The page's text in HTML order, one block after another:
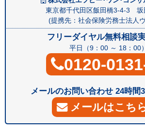
東京都千代田区飯田橋3-4-3 坂
(提携先：社会保険労務士法人
フリーダイヤル無料相談
平日（9：00 ～ 18：00）
0120-
メールのお問い合わせ 24時間
メールはこち